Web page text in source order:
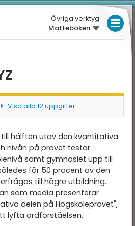
Övriga verktyg
Matteboken
Visa alla 12 uppgifter
hälften utav den kvantitativa
nivån på provet testar
samt gymnasiet upp till
för 50 procent av den
till högre utbildning.
som media presenterar
delen på Högskoleprovet",
lyfta ordförståelsen.
LÅGSTADIET
GYMNASIET
HT 2025
VT 2025
HT 2024
VT 2024
HT 2023
VT 2023
DIGITALA VERKTYG
MATTE PÅ LÄTT SV
KUL MED MATTE